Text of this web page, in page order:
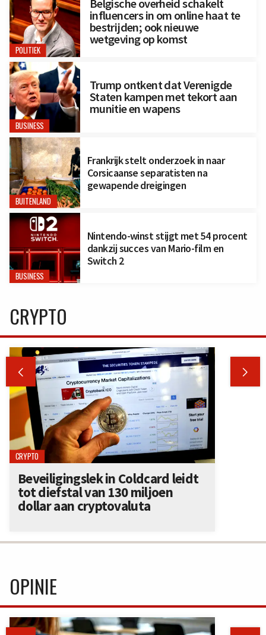
POLITIEK
Belgische overheid schakelt
influencers in om online haat te
bestrijden; ook nieuwe
wetgeving op komst
BUSINESS
Trump ontkent dat Verenigde
Staten kampen met tekort aan
munitie en wapens
BUITENLAND
Frankrijk stelt onderzoek in naar
Corsicaanse separatisten na
gewapende dreigingen
BUSINESS
Nintendo-winst stijgt met 54 procent
dankzij succes van Mario-film en
Switch 2
CRYPTO
 
CRYPTO
Beveiligingslek in Coldcard leidt
tot diefstal van 130 miljoen
dollar aan cryptovaluta
OPINIE